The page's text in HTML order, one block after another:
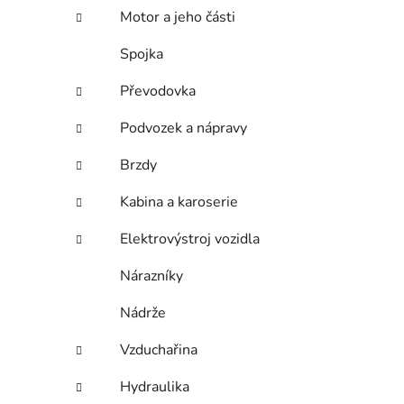
í
n
e
l
Motor a jeho části
Spojka
Převodovka
Podvozek a nápravy
Brzdy
Kabina a karoserie
Elektrovýstroj vozidla
Nárazníky
Nádrže
Vzduchařina
Hydraulika